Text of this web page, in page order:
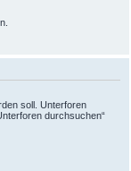
soll. Unterforen
durchsuchen“